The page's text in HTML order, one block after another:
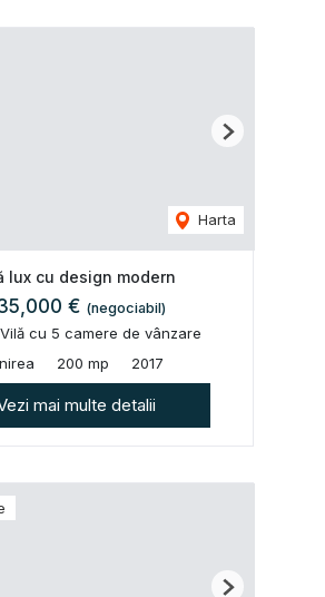
Harta
Next
lux cu design modern
€ (negociabil)
cu 5 camere de vânzare
200 mp 2017
mai multe detalii